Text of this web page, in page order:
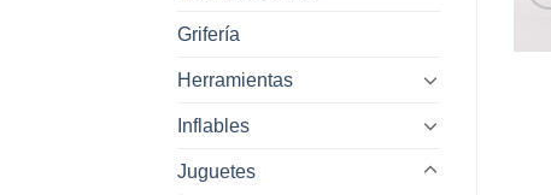
Grifería
Herramientas
Inflables
Juguetes